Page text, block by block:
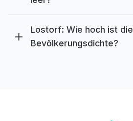
Lostorf: Wie hoch ist die
Bevölkerungsdichte?